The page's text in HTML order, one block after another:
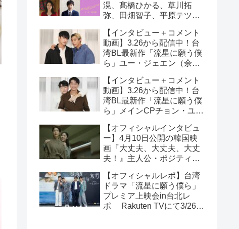
滉、髙橋ひかる、草川拓
弥、田畑智子、平原テツら
【インタビュー＋コメント
動画】3.26から配信中！台
湾BL最新作「流星に願う僕
ら」ユー・ジェエン（余杰
うた）インタビュー！サイ
ン入りチェキ読プレも
【インタビュー＋コメント
動画】3.26から配信中！台
湾BL最新作「流星に願う僕
ら」メインCPチョン・ユエ
ー・モンシュエン（初孟
軒） インタビュー！サイン
入りチェキ読プレも
【オフィシャルインタビュ
ー】4月10日公開の韓国映
画『大丈夫、大丈夫、大丈
夫！』主人公・ポジティブ
映画の見どころを紹介！
【オフィシャルレポ】台湾
ドラマ「流星に願う僕ら」
プレミア上映会in台北レ
ポ Rakuten TVにて3/26～